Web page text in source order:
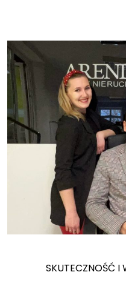
SKUTECZNOŚĆ I